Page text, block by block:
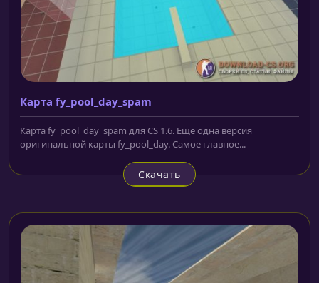
Карта fy_pool_day_spam
Карта fy_pool_day_spam для CS 1.6. Еще одна версия
оригинальной карты fy_pool_day. Самое главное...
Скачать